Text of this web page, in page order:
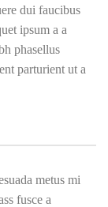
dui faucibus
ipsum a a
phasellus
parturient ut a
metus mi
fusce a